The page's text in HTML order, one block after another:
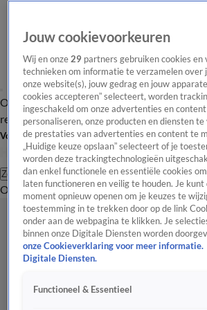
Overzicht Laatste nieuws Regionieuws Het beste
redactie
Volg Hart van Nederland
Zoeken
OverzichtRegioUitzendingenWeerTip de
Jouw cookievoorkeuren
Wij en onze29 partners gebruiken cookies en
technieken om informatie te verzamelen over
onze website(s), jouw gedrag en jouw
cookies accepteren” selecteert, worden
ingeschakeld om onze advertenties en
personaliseren, onze producten en diensten
de prestaties van advertenties en content te
„Huidige keuze opslaan” selecteert of je
worden deze trackingtechnologieën
dan enkel functionele en essentiële cookies
laten functioneren en veilig te houden. Je
moment opnieuw openen om je keuzes te
toestemming in te trekken door op de link
onder aan de webpagina te klikken. Je
binnen onze Digitale Diensten worden
onze Cookieverklaring voor meer informatie.
Digitale Diensten.
Functioneel & Essentieel